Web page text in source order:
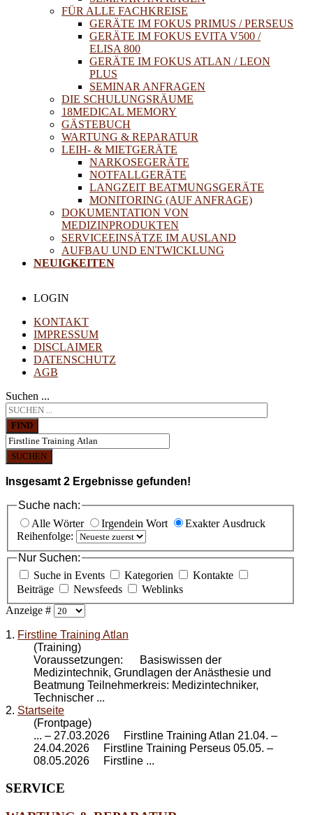
FÜR ALLE FACHKREISE
GERÄTE IM FOKUS PRIMUS / PERSEUS
GERÄTE IM FOKUS EVITA V500 /
ELISA 800
GERÄTE IM FOKUS ATLAN / LEON
PLUS
SEMINAR ANFRAGEN
DIE SCHULUNGSRÄUME
18MEDICAL MEMORY
GÄSTEBUCH
WARTUNG & REPARATUR
LEIH- & MIETGERÄTE
NARKOSEGERÄTE
NOTFALLGERÄTE
LANGZEIT BEATMUNGSGERÄTE
MONITORING (AUF ANFRAGE)
DOKUMENTATION VON
MEDIZINPRODUKTEN
SERVICEEINSÄTZE IM AUSLAND
AUFBAU UND ENTWICKLUNG
NEUIGKEITEN
LOGIN
KONTAKT
IMPRESSUM
DISCLAIMER
DATENSCHUTZ
AGB
Suchen ...
FIND
SUCHEN
Insgesamt 2 Ergebnisse gefunden!
Suche nach:
Alle Wörter
Irgendein Wort
Exakter Ausdruck
Reihenfolge:
Nur Suchen:
Suche in Events
Kategorien
Kontakte
Beiträge
Newsfeeds
Weblinks
Anzeige #
1. Firstline Training Atlan
(Training)
Voraussetzungen: Basiswissen der
Medizintechnik, Grundlagen der Anästhesie und
Beatmung Teilnehmerkreis: Medizintechniker,
Technischer ...
2. Startseite
(Frontpage)
... – 27.03.2026
Firstline Training Atlan 21.04. –
24.04.2026 Firstline Training Perseus 05.05. –
08.05.2026 Firstline ...
SERVICE